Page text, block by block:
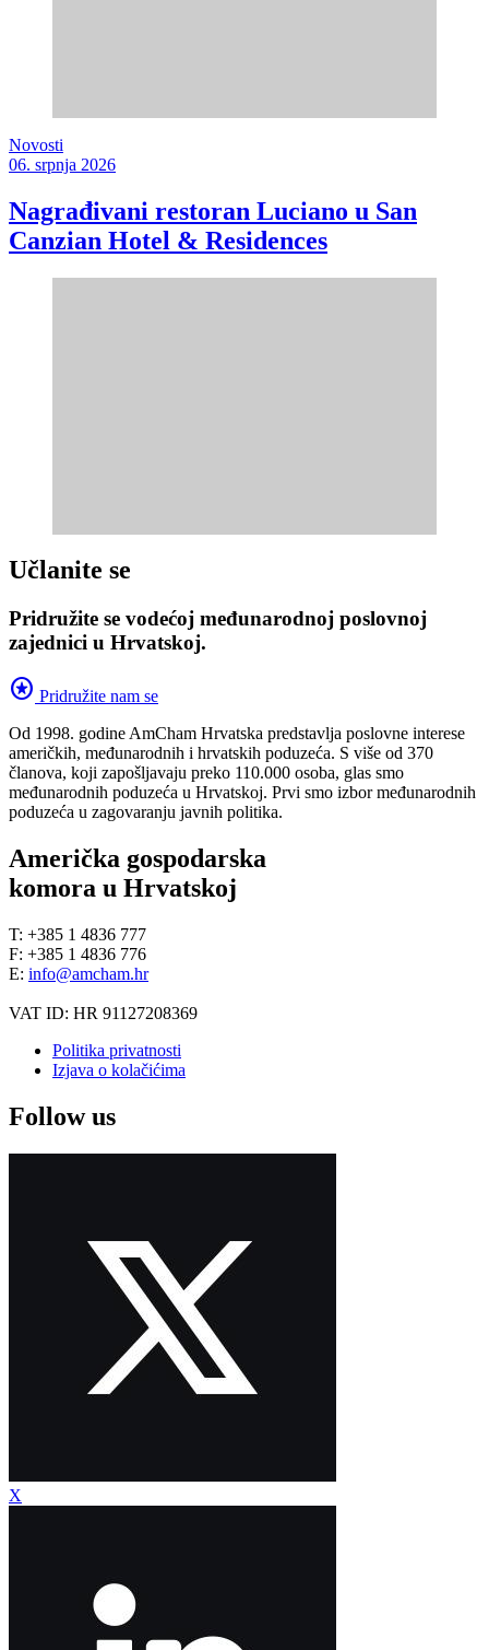
Novosti
06. srpnja 2026
Nagrađivani restoran Luciano u San
Canzian Hotel & Residences
Učlanite se
Pridružite se vodećoj međunarodnoj poslovnoj
zajednici u Hrvatskoj.
stars Pridružite nam se
Od 1998. godine AmCham Hrvatska predstavlja poslovne interese
američkih, međunarodnih i hrvatskih poduzeća. S više od 370
članova, koji zapošljavaju preko 110.000 osoba, glas smo
međunarodnih poduzeća u Hrvatskoj. Prvi smo izbor međunarodnih
poduzeća u zagovaranju javnih politika.
Američka gospodarska
komora u Hrvatskoj
T: +385 1 4836 777
F: +385 1 4836 776
E: info@amcham.hr
VAT ID: HR 91127208369
Politika privatnosti
Izjava o kolačićima
Follow us
X